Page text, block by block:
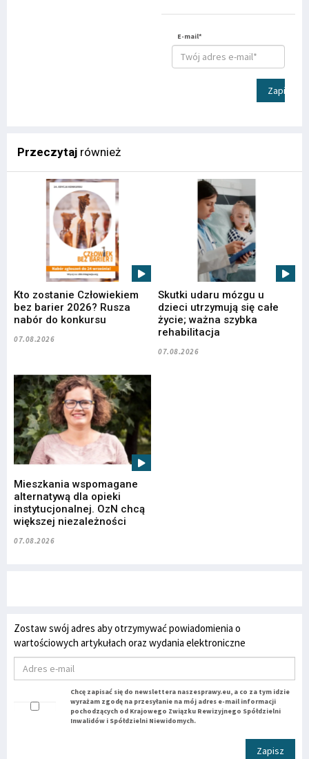
E-mail*
Zapisz
Przeczytaj również
Kto zostanie Człowiekiem
bez barier 2026? Rusza
nabór do konkursu
07.08.2026
Skutki udaru mózgu u
dzieci utrzymują się całe
życie; ważna szybka
rehabilitacja
07.08.2026
Mieszkania wspomagane
alternatywą dla opieki
instytucjonalnej. OzN chcą
większej niezależności
07.08.2026
Zostaw swój adres aby otrzymywać powiadomienia o
wartościowych artykułach oraz wydania elektroniczne
Chcę zapisać się do newslettera naszesprawy.eu, a co za tym idzie
wyrażam zgodę na przesyłanie na mój adres e-mail informacji
pochodzących od Krajowego Związku Rewizyjnego Spółdzielni
Inwalidów i Spółdzielni Niewidomych.
Zapisz